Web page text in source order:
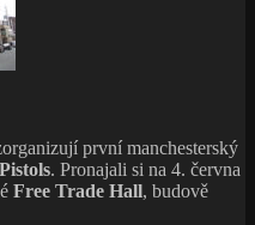
první manchesterský
. Pronajali si na 4. června
Free Trade Hall, budově